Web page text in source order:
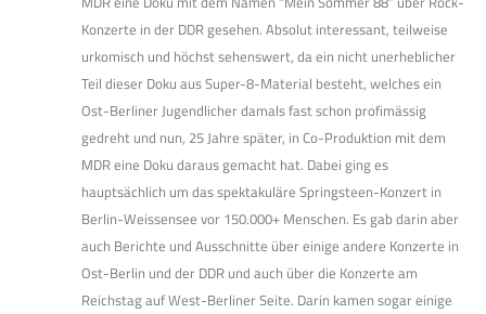
Konzerte in der DDR gesehen. Absolut interessant, teilweise
urkomisch und höchst sehenswert, da ein nicht unerheblicher
Teil dieser Doku aus Super-8-Material besteht, welches ein
Ost-Berliner Jugendlicher damals fast schon profimässig
gedreht und nun, 25 Jahre später, in Co-Produktion mit dem
MDR eine Doku daraus gemacht hat. Dabei ging es
hauptsächlich um das spektakuläre Springsteen-Konzert in
Berlin-Weissensee vor 150.000+ Menschen. Es gab darin aber
auch Berichte und Ausschnitte über einige andere Konzerte in
Ost-Berlin und der DDR und auch über die Konzerte am
Reichstag auf West-Berliner Seite. Darin kamen sogar einige